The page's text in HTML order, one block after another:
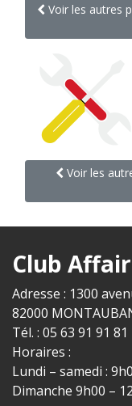
Voir les autres
Voir les
Club
Adresse : 1300
82000
Tél. : 05 63 91 91 81
Horaires :
Lundi – samedi :
Dimanche 9h00 –